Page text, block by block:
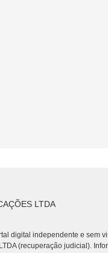
LTDA
digital independente e sem
(recuperação judicial).